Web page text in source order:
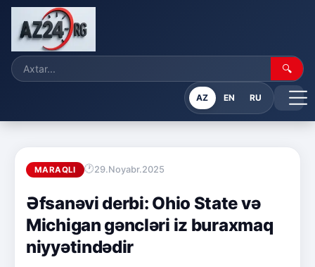
🔍
AZ EN RU
MARAQLI 29.Noyabr.2025
Əfsanəvi derbi: Ohio State və
Michigan gəncləri iz buraxmaq
niyyətindədir